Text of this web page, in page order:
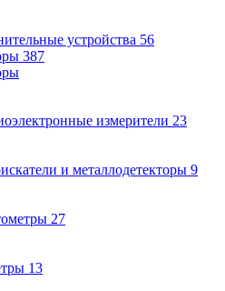
устройства 56
387
измерители 23
и металлодетекторы 9
27
13